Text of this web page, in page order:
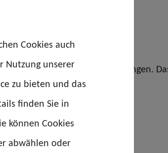
unter erschwerten Bedingungen.
Cookies auch
Nutzung unserer
zu bieten und das
finden Sie in
können Cookies
abwählen oder